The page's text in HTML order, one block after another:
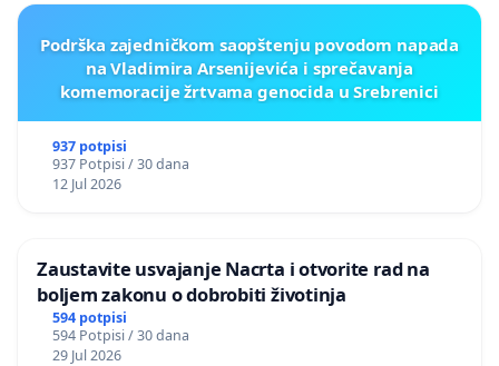
Podrška zajedničkom saopštenju povodom napada
na Vladimira Arsenijevića i sprečavanja
komemoracije žrtvama genocida u Srebrenici
937 potpisi
937 Potpisi / 30 dana
12 Jul 2026
Zaustavite usvajanje Nacrta i otvorite rad na
boljem zakonu o dobrobiti životinja
594 potpisi
594 Potpisi / 30 dana
29 Jul 2026